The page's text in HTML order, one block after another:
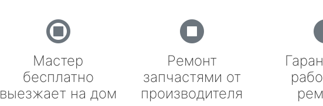
Мастер
бесплатно
выезжает на дом
Ремонт
запчастями от
производителя